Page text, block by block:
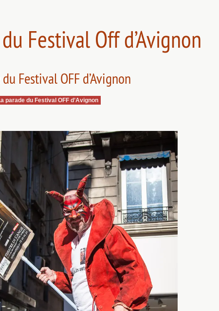
Festival Off d’Avignon
Festival OFF d’Avignon
parade du Festival OFF d’Avignon